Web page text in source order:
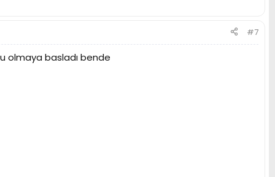
#7
olmaya basladı bende